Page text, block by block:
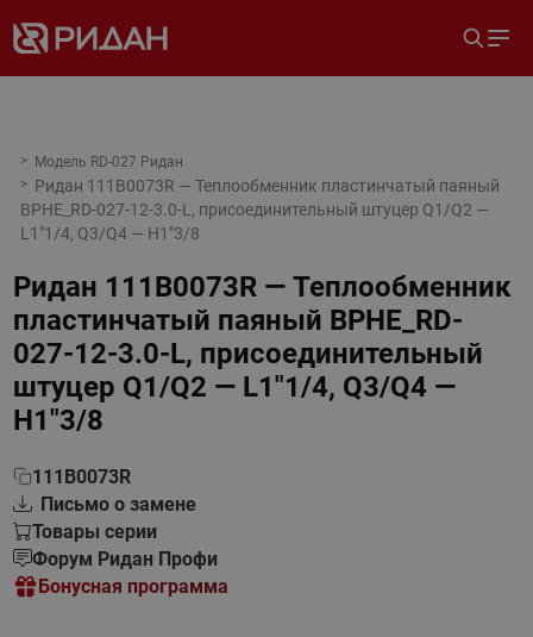
Модель RD-027 Ридан
Ридан 111B0073R — Теплообменник пластинчатый паяный
BPHE_RD-027-12-3.0-L, присоединительный штуцер Q1/Q2 —
L1"1/4, Q3/Q4 — H1"3/8
Ридан 111B0073R — Теплообменник
пластинчатый паяный BPHE_RD-
027-12-3.0-L, присоединительный
штуцер Q1/Q2 — L1"1/4, Q3/Q4 —
H1"3/8
111B0073R
Письмо о замене
Товары серии
Форум Ридан Профи
Бонусная программа